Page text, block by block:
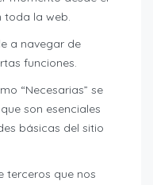
toda la web.
a navegar de
funciones.
“Necesarias” se
son esenciales
básicas del sitio
terceros que nos